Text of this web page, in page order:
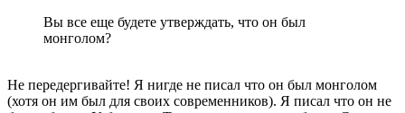
Вы все еще будете утверждать, что он был
монголом?
Не передергивайте! Я нигде не писал что он был монголом
(хотя он им был для своих современников). Я писал что он не